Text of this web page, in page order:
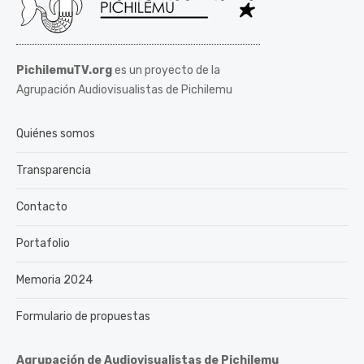
PichilemuTV.orges un proyecto de la
Agrupación Audiovisualistas de Pichilemu
Quiénes somos
Transparencia
Contacto
Portafolio
Memoria 2024
Formulario de propuestas
Agrupación de Audiovisualistas de Pichilemu